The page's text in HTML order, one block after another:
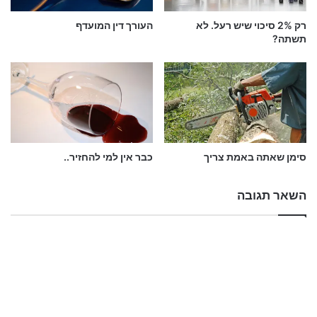
רק 2% סיכוי שיש רעל. לא
תשתה?
העורך דין המועדף
סימן שאתה באמת צריך כבר אין למי להחזיר..
השאר תגובה